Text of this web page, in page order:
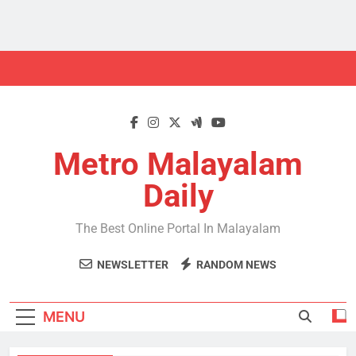
Metro Malayalam
Daily
The Best Online Portal In Malayalam
NEWSLETTER RANDOM NEWS
MENU